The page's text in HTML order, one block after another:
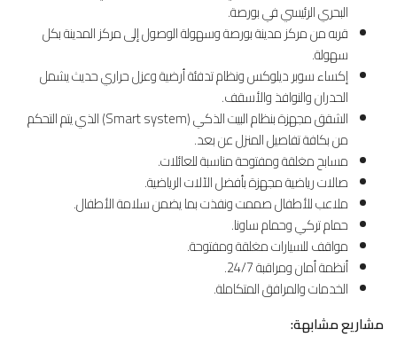
البحري الرئيسي في بورصة.
قربه من مركز مدينة بورصة وسهولة الوصول إلى مركز المدينة بكل
سهولة.
إكساء سوبر ديلوكس ونظام تدفئة أرضية وعزل حراري حديث يشمل
الحدران والنوافذ والأسقف.
الشقق مجهزة بنظام البيت الذكي (Smart system) الذي يتم التحكم
من بكافة تفاصيل المنزل عن بعد.
مسابح مغلقة ومفتوحة مناسبة للعائلات.
صالات رياضية مجهزة بأفضل الآلات الرياضية.
ملاعب للأطفال صممت ونفذت بما يضمن سلامة الأطفال.
حمام تركي وحمام ساونا.
مواقف للسيارات مغلقة ومفتوحة.
أنظمة أمان ومراقبة 24/7.
الخدمات والمرافق المتكاملة.
مشاريع مشابهة: